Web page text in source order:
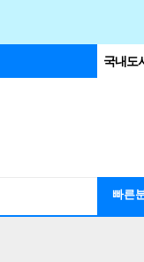
국내도
빠른